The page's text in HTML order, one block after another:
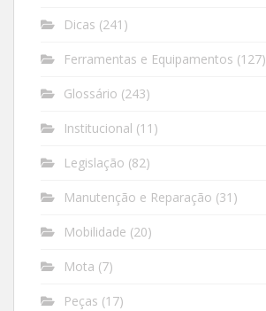
Dicas (241)
Ferramentas e Equipamentos (127)
Glossário (243)
Institucional (11)
Legislação (82)
Manutenção e Reparação (31)
Mobilidade (20)
Mota (7)
Peças (17)